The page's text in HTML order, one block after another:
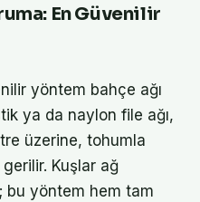
En Güvenilir
yöntem bahçe ağı
ya da naylon file ağı,
üzerine, tohumla
Kuşlar ağ
bu yöntem hem tam